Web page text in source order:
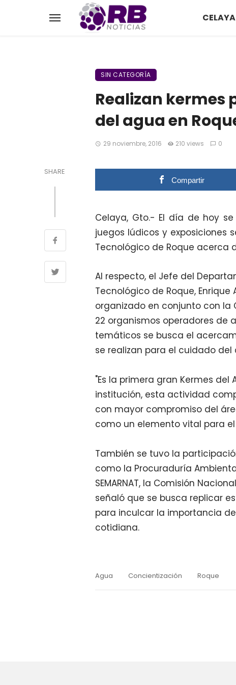
CELAYA
SIN CATEGORÍA
Realizan kermes
del agua en
29 noviembre, 2016 210 views 0
SHARE
Compartir
Celaya, Gto.- El día de hoy
juegos lúdicos y exposiciones
Tecnológico de Roque acerca
Al respecto, el Jefe del
Tecnológico de Roque,
organizado en conjunto con
22 organismos operadores de
temáticos se busca el
se realizan para el cuidado del
"Es la primera gran Kermes
institución, esta actividad
con mayor compromiso del
como un elemento vital para
También se tuvo la
como la Procuraduría
SEMARNAT, la Comisión
señaló que se busca replicar
para inculcar la importancia
cotidiana.
Agua Concientización Roque